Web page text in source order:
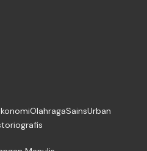
OlahragaSainsUrban